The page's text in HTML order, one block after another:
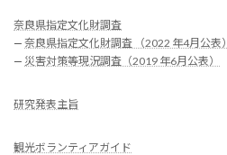
奈良県指定文化財調査
— 奈良県指定文化財調査 （2022 年4月公表）
— 災害対策等現況調査（2019 年6月公表）
研究発表主旨
観光ボランティアガイド